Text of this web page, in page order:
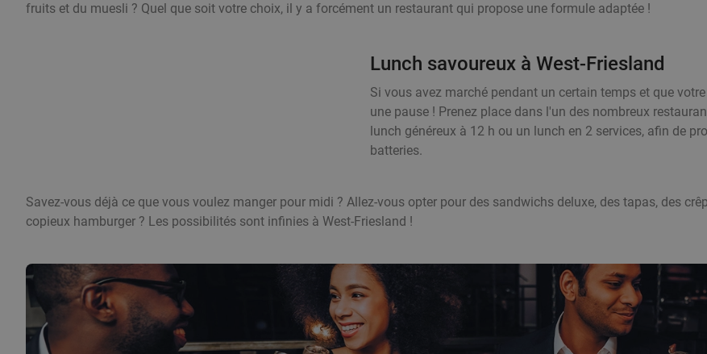
fruits et du muesli ? Quel que soit votre choix, il y a forcément un restaurant qui propose une formule adaptée !
Lunch savoureux à West-Friesland
Si vous avez marché pendant un certain temps et que
une pause ! Prenez place dans l'un des nombreux
lunch généreux à 12 h ou un lunch en 2 services, afin de
batteries.
Savez-vous déjà ce que vous voulez manger pour midi ? Allez-vous opter pour des sandwichs deluxe, des tapas, des
copieux hamburger ? Les possibilités sont infinies à West-Friesland !